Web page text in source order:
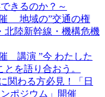
きるのか？～
催 地域の”交通の権
陸新幹線・機構危機
講演 ”今 わたした
を語り合おう。
関わる方必見！「日
ポジウム」開催